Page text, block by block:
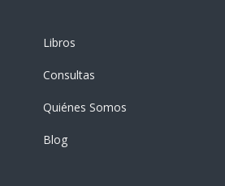
Libros
Consultas
Quiénes Somos
Blog